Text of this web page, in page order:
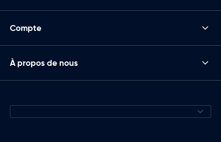
Compte
À propos de nous